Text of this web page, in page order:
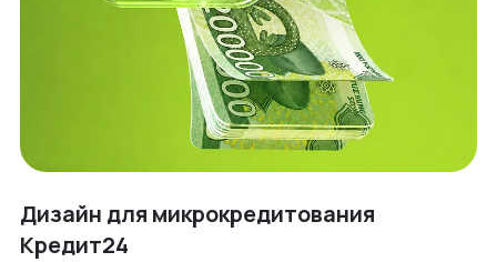
Дизайн для микрокредитования
Кредит24